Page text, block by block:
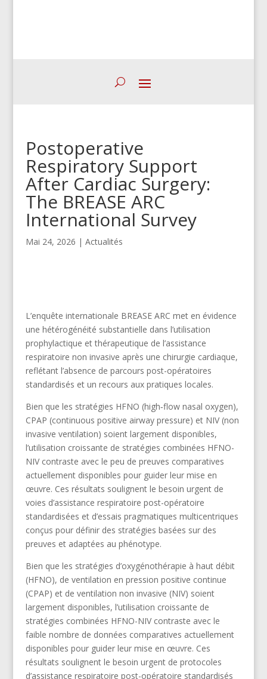
Postoperative
Respiratory Support
After Cardiac Surgery:
The BREASE ARC
International Survey
Mai 24, 2026 | Actualités
L’enquête internationale BREASE ARC met en évidence
une hétérogénéité substantielle dans l’utilisation
prophylactique et thérapeutique de l’assistance
respiratoire non invasive après une chirurgie cardiaque,
reflétant l’absence de parcours post-opératoires
standardisés et un recours aux pratiques locales.
Bien que les stratégies HFNO (high‑flow nasal oxygen),
CPAP (continuous positive airway pressure) et NIV (non
invasive ventilation) soient largement disponibles,
l’utilisation croissante de stratégies combinées HFNO-
NIV contraste avec le peu de preuves comparatives
actuellement disponibles pour guider leur mise en
œuvre. Ces résultats soulignent le besoin urgent de
voies d’assistance respiratoire post-opératoire
standardisées et d’essais pragmatiques multicentriques
conçus pour définir des stratégies basées sur des
preuves et adaptées au phénotype.
Bien que les stratégies d’oxygénothérapie à haut débit
(HFNO), de ventilation en pression positive continue
(CPAP) et de ventilation non invasive (NIV) soient
largement disponibles, l’utilisation croissante de
stratégies combinées HFNO-NIV contraste avec le
faible nombre de données comparatives actuellement
disponibles pour guider leur mise en œuvre. Ces
résultats soulignent le besoin urgent de protocoles
d’assistance respiratoire post-opératoire standardisés